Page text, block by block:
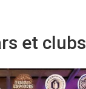
et clubs